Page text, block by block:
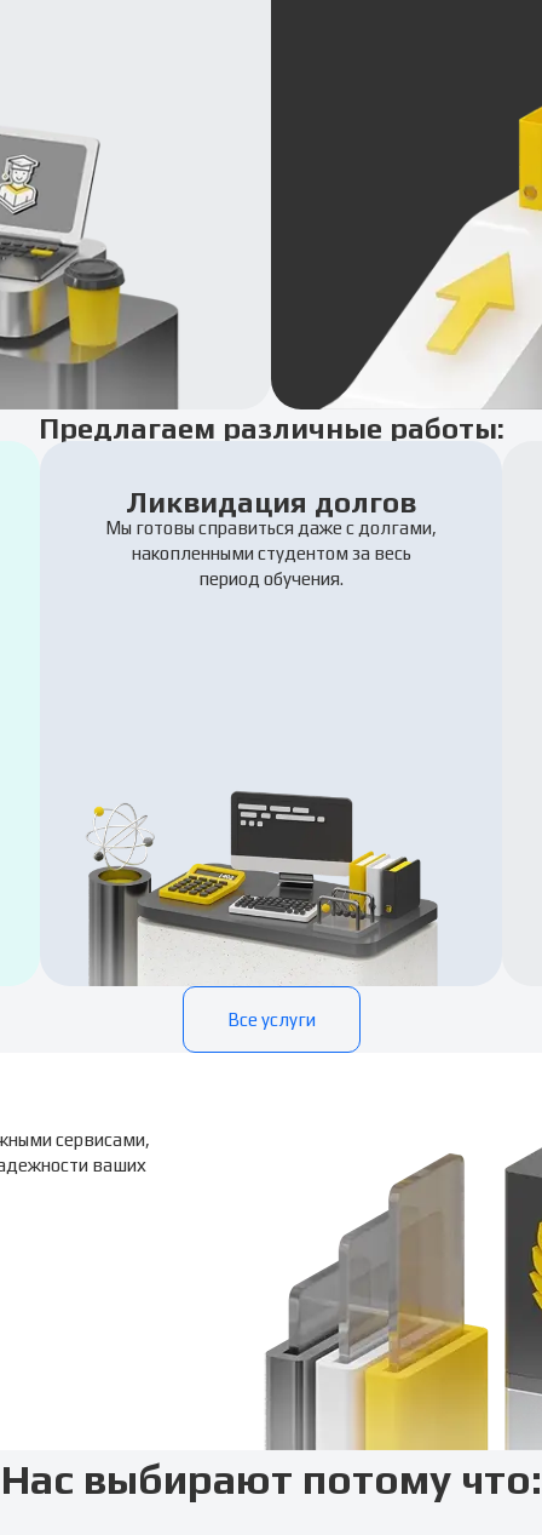
Предлагаем различные работы:
Ликвидация долгов
Мы готовы справиться даже с долгами,
накопленными студентом за весь
период обучения.
Все услуги
сервисами,
ваших
Нас выбирают потому что: